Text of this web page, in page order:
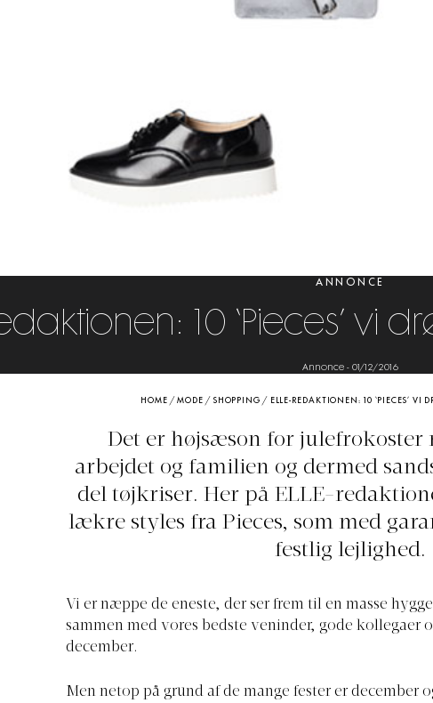
ANNONCE
10 ‘Pieces’ vi
Annonce- 01/12/2016
HOME /MODE / SHOPPING / ELLE-REDAKTIONEN: 10 ‘PIECES’ VI
Det er højsæson for julefrokoster
arbejdet og familien og dermed
del tøjkriser. Her på ELLE-
lækre styles fra Pieces, som med
festlig lejlighed.
Vi er næppe de eneste, der ser frem til en masse
sammen med vores bedste veninder, gode kollegaer
december.
Men netop på grund af de mange fester er december